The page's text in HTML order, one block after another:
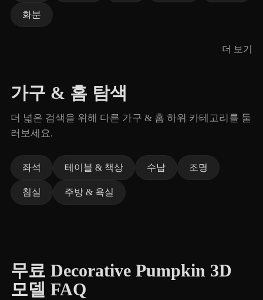
화분
더 보기
가구 & 홈 탐색
더 넓은 검색을 위해 다른 가구 & 홈 하위 카테고리를 둘
러보세요.
좌석 테이블 & 책상 수납 조명
침실 주방 & 욕실
무료 Decorative Pumpkin 3D
모델 FAQ